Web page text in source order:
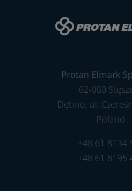
Protan Elmark
62-060
Dębno, ul.
Poland
+48 61 8134
+48 61 8195